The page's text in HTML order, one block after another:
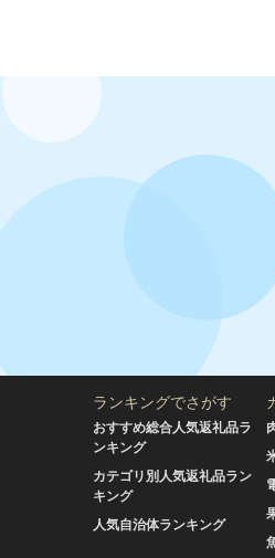
ランキングでさがす
おすすめ総合人気返礼品ラ
ンキング
カテゴリ別人気返礼品ラン
キング
人気自治体ランキング